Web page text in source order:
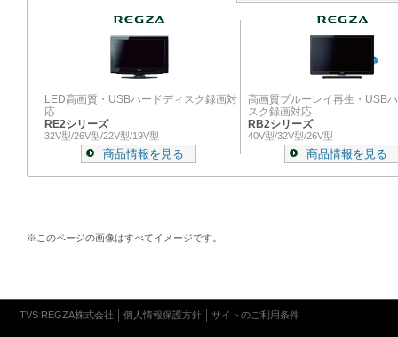
LED高画質・USBハードディスク録画対
応
RE2シリーズ
32V型/26V型/22V型/19V型
高画質ブルーレイ再生・USB
スク録画対応
RB2シリーズ
40V型/32V型/26V型
商品情報を見る 商品情報を見る
※このページの画像はすべてイメージです。
TVS REGZA株式会社 個人情報保護方針 サイトのご利用条件